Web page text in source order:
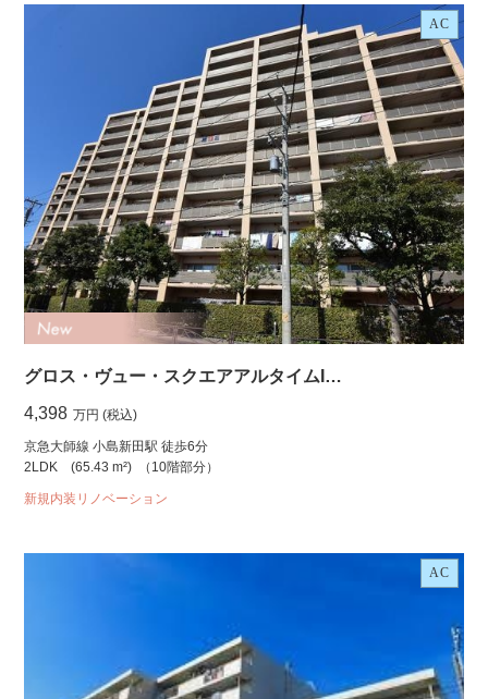
AC
グロス・ヴュー・スクエアアルタイムI…
4,398 万円 (税込)
京急大師線 小島新田駅 徒歩6分
2LDK
(65.43 m²) （10階部分）
新規内装リノベーション
AC